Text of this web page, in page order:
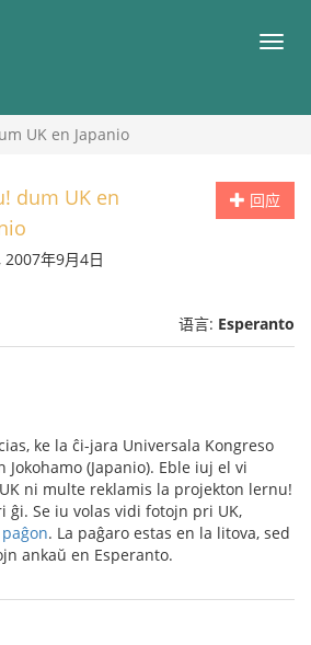
目
UK en Japanio
回应
dum UK en
2007年9月4日
语言: Esperanto
ke la ĉi-jara Universala Kongreso
Jokohamo (Japanio). Eble iuj el vi
ni multe reklamis la projekton lernu!
ĝi. Se iu volas vidi fotojn pri UK,
. La paĝaro estas en la litova, sed
ankaŭ en Esperanto.